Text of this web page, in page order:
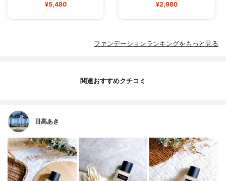
¥5,480 ¥2,980
ファンデーションランキングをもっと見る
関連おすすめクチコミ
日高あき